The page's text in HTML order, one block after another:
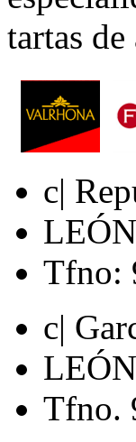
tartas
c|
LEÓN
Tfno:
c|
LEÓN
Tfno.